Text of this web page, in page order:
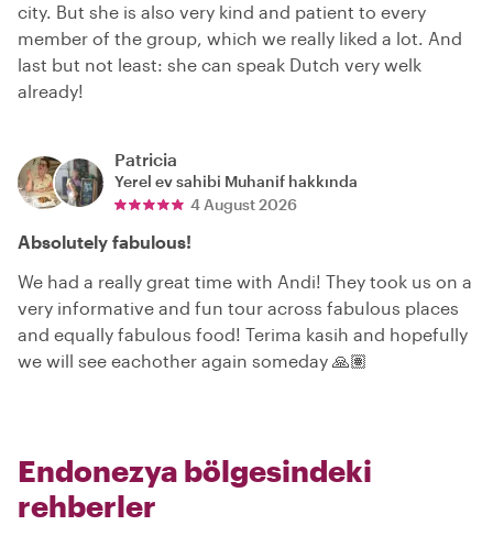
city. But she is also very kind and patient to every
member of the group, which we really liked a lot. And
last but not least: she can speak Dutch very welk
already!
Patricia
Yerel ev sahibi Muhanif hakkında
4 August 2026
Absolutely fabulous!
We had a really great time with Andi! They took us on a
very informative and fun tour across fabulous places
and equally fabulous food! Terima kasih and hopefully
we will see eachother again someday 🙏🏽
Endonezya bölgesindeki
rehberler